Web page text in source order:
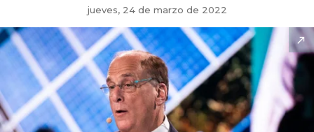
jueves, 24 de marzo de 2022